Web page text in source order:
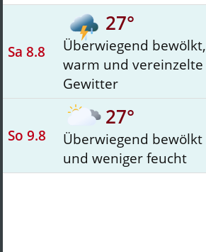
Sa 8.8
27°
Überwiegend bewölkt,
warm und vereinzelte
Gewitter
So 9.8
27°
Überwiegend bewölkt
und weniger feucht